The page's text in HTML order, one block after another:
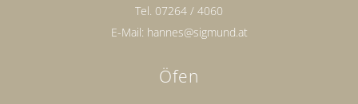
Tel. 07264 / 4060
E-Mail: hannes@sigmund.at
Öfen